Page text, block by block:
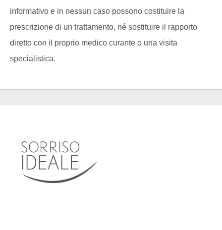
informativo e in nessun caso possono costituire la
prescrizione di un trattamento, né sostituire il rapporto
diretto con il proprio medico curante o una visita
specialistica.